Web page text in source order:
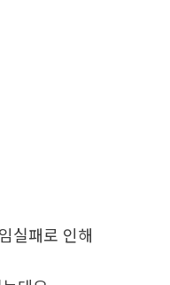
실패로 인해